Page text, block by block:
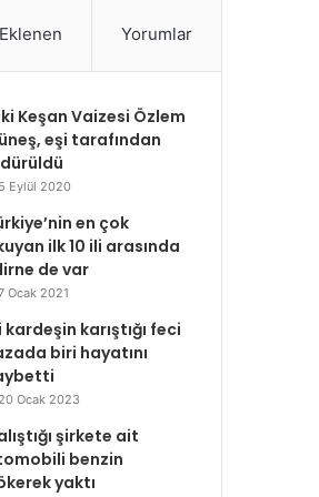
Yorumlar
Keşan Vaizesi Özlem
eşi tarafından
5 Eylül 2020
en çok
ilk 10 ili arasında
de var
Ocak 2021
kardeşin karıştığı feci
biri hayatını
20 Ocak 2023
şirkete ait
benzin
yaktı